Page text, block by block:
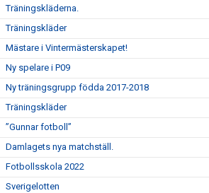
Träningskläderna.
Träningskläder
Mästare i Vintermästerskapet!
Ny spelare i P09
Ny träningsgrupp födda 2017-2018
Träningskläder
”Gunnar fotboll”
Damlagets nya matchställ.
Fotbollsskola 2022
Sverigelotten